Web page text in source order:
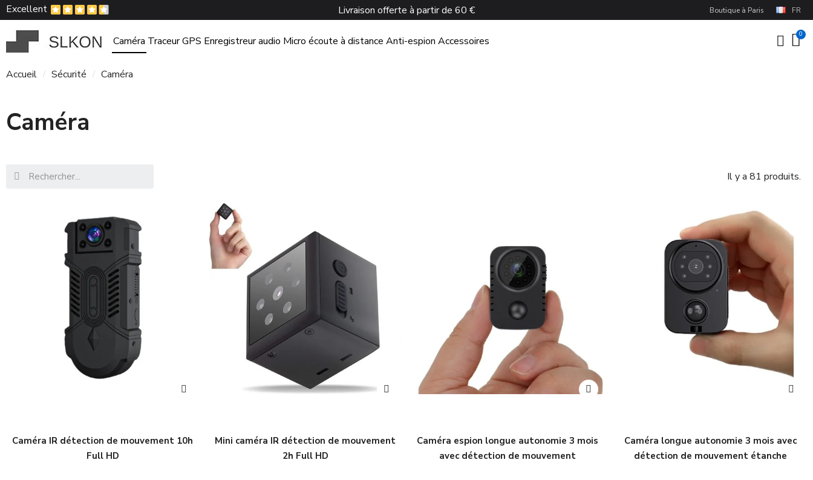
Excellent Livraison offerte à partir de 60 € Boutique à Paris FR
Caméra Traceur GPS Enregistreur audio Micro écoute à distance Anti-espion Accessoires
Accueil Sécurité Caméra
Caméra
Il y a 81 produits.
Caméra IR détection de mouvement 10h
Full HD
Mini caméra IR détection de mouvement
2h Full HD
Caméra espion longue autonomie 3 mois
avec détection de mouvement
Caméra longue autonomie 3 mois avec
détection de mouvement étanche